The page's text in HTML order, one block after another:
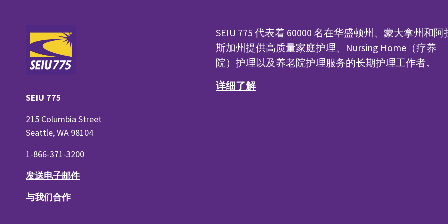
SEIU 775
215 Columbia Street
Seattle, WA 98104
1-866-371-3200
发送电子邮件
与我们合作
SEIU 775 代表着 60000 名在华盛顿州、蒙大拿州和阿
斯加州提供高质量家庭护理、Nursing Home（疗养
院）护理以及养老院护理服务的长期护理工作者。
详细了解